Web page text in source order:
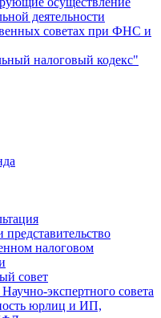
деятельности
советах при ФНС и
налоговый кодекс"
налоговом
совет
экспертного совета
юрлиц и ИП,